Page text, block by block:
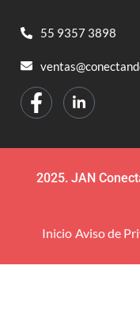
55 9357 3898
2025. JAN
Inicio Aviso de